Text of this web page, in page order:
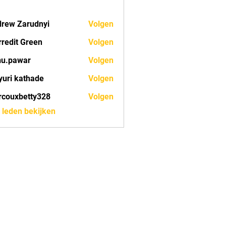
Zarudnyi
Volgen
Green
Volgen
Volgen
kathade
Volgen
Volgen
bekijken